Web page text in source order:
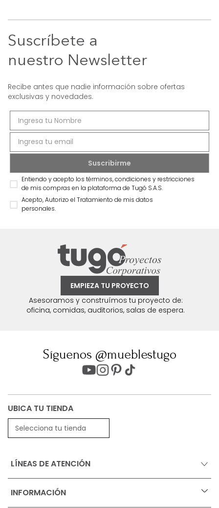
Suscríbete a
nuestro Newsletter
Recibe antes que nadie información sobre ofertas
exclusivas y novedades.
Entiendo y acepto los términos, condiciones y restricciones
de mis compras en la plataforma de Tugó S.A.S.
Acepto, Autorizo el Tratamiento de mis datos
personales.
EMPIEZA TU PROYECTO
Asesoramos y construímos tu proyecto de:
oficina, comidas, auditorios, salas de espera.
Síguenos @mueblestugo
UBICA TU TIENDA
Selecciona tu tienda
LÍNEAS DE ATENCIÓN
INFORMACIÓN +